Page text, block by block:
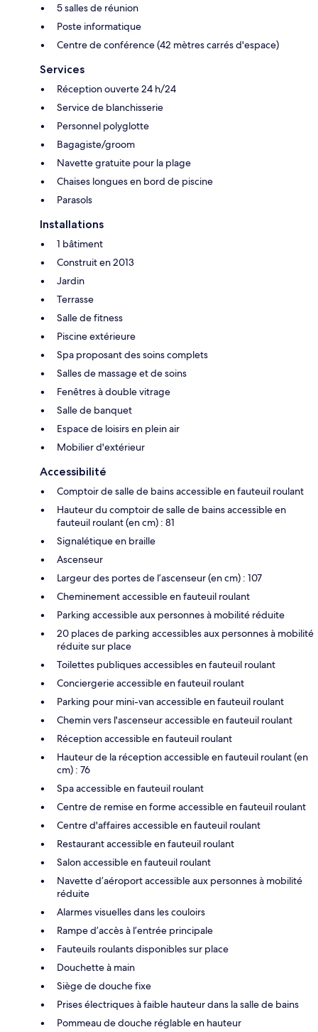
5 salles de réunion
Poste informatique
Centre de conférence (42 mètres carrés d'espace)
Services
Réception ouverte 24 h/24
Service de blanchisserie
Personnel polyglotte
Bagagiste/groom
Navette gratuite pour la plage
Chaises longues en bord de piscine
Parasols
Installations
1 bâtiment
Construit en 2013
Jardin
Terrasse
Salle de fitness
Piscine extérieure
Spa proposant des soins complets
Salles de massage et de soins
Fenêtres à double vitrage
Salle de banquet
Espace de loisirs en plein air
Mobilier d'extérieur
Accessibilité
Comptoir de salle de bains accessible en fauteuil roulant
Hauteur du comptoir de salle de bains accessible en
fauteuil roulant (en cm) : 81
Signalétique en braille
Ascenseur
Largeur des portes de l’ascenseur (en cm) : 107
Cheminement accessible en fauteuil roulant
Parking accessible aux personnes à mobilité réduite
20 places de parking accessibles aux personnes à mobilité
réduite sur place
Toilettes publiques accessibles en fauteuil roulant
Conciergerie accessible en fauteuil roulant
Parking pour mini-van accessible en fauteuil roulant
Chemin vers l'ascenseur accessible en fauteuil roulant
Réception accessible en fauteuil roulant
Hauteur de la réception accessible en fauteuil roulant (en
cm) : 76
Spa accessible en fauteuil roulant
Centre de remise en forme accessible en fauteuil roulant
Centre d'affaires accessible en fauteuil roulant
Restaurant accessible en fauteuil roulant
Salon accessible en fauteuil roulant
Navette d’aéroport accessible aux personnes à mobilité
réduite
Alarmes visuelles dans les couloirs
Rampe d’accès à l’entrée principale
Fauteuils roulants disponibles sur place
Douchette à main
Siège de douche fixe
Prises électriques à faible hauteur dans la salle de bains
Pommeau de douche réglable en hauteur